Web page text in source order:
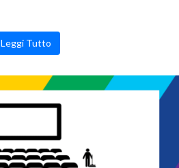
Leggi Tutto